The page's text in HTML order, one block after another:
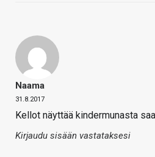
Naama
31.8.2017
Kellot näyttää kindermunasta
Kirjaudu sisään vastataksesi